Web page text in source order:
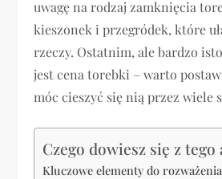
uwagę na rodzaj zamknięcia
kieszonek i przegródek, które
rzeczy. Ostatnim, ale bardzo
jest cena torebki – warto
móc cieszyć się nią przez wiele
Czego dowiesz się z tego
Kluczowe elementy do